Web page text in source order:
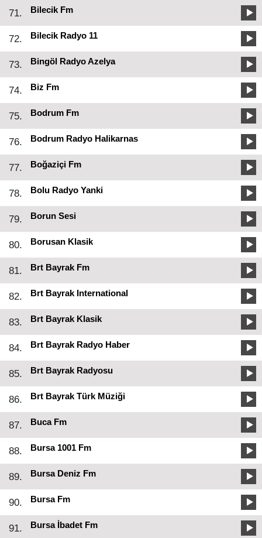
71. Bilecik Fm
72. Bilecik Radyo 11
73. Bingöl Radyo Azelya
74. Biz Fm
75. Bodrum Fm
76. Bodrum Radyo Halikarnas
77. Boğaziçi Fm
78. Bolu Radyo Yanki
79. Borun Sesi
80. Borusan Klasik
81. Brt Bayrak Fm
82. Brt Bayrak International
83. Brt Bayrak Klasik
84. Brt Bayrak Radyo Haber
85. Brt Bayrak Radyosu
86. Brt Bayrak Türk Müziği
87. Buca Fm
88. Bursa 1001 Fm
89. Bursa Deniz Fm
90. Bursa Fm
91. Bursa İbadet Fm